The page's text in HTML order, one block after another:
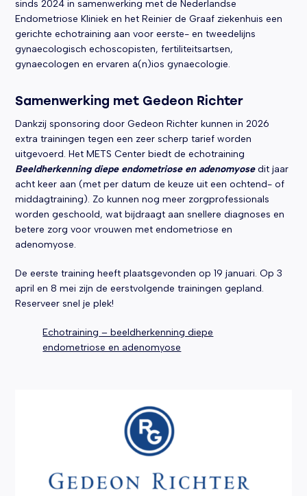
sinds 2024 in samenwerking met de Nederlandse
Endometriose Kliniek en het Reinier de Graaf ziekenhuis een
gerichte echotraining aan voor eerste- en tweedelijns
gynaecologisch echoscopisten, fertiliteitsartsen,
gynaecologen en ervaren a(n)ios gynaecologie.
Samenwerking met Gedeon Richter
Dankzij sponsoring door Gedeon Richter kunnen in 2026
extra trainingen tegen een zeer scherp tarief worden
uitgevoerd. Het METS Center biedt de echotraining
Beeldherkenning diepe endometriose en adenomyosedit jaar
acht keer aan (met per datum de keuze uit een ochtend- of
middagtraining). Zo kunnen nog meer zorgprofessionals
worden geschoold, wat bijdraagt aan snellere diagnoses en
betere zorg voor vrouwen met endometriose en
adenomyose.
De eerste training heeft plaatsgevonden op 19 januari. Op 3
april en 8 mei zijn de eerstvolgende trainingen gepland.
Reserveer snel je plek!
Echotraining – beeldherkenning diepe
endometriose en adenomyose